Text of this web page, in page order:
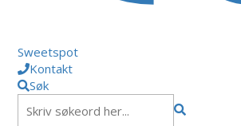
Sweetspot
Kontakt
Søk